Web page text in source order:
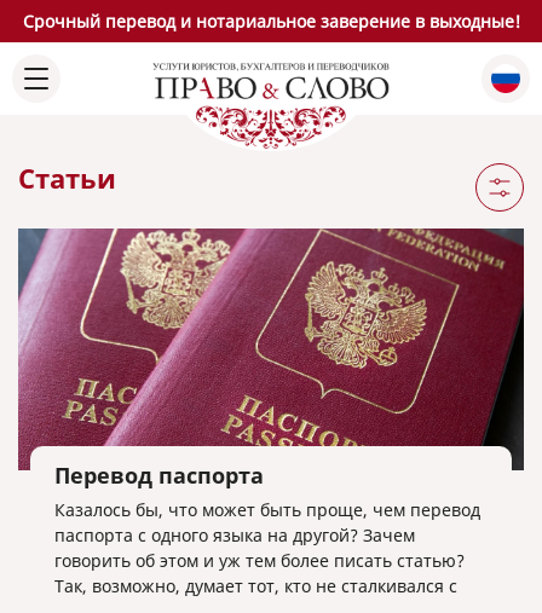
Срочный перевод и нотариальное заверение в выходные!
Статьи
Перевод паспорта
Казалось бы, что может быть проще, чем перевод
паспорта с одного языка на другой? Зачем
говорить об этом и уж тем более писать статью?
Так, возможно, думает тот, кто не сталкивался с